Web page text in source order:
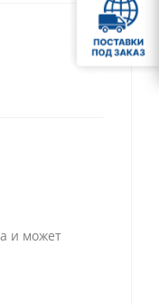
и может